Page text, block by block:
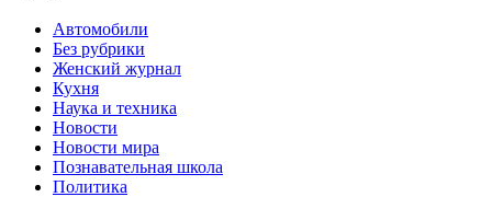
Автомобили
Без рубрики
Женский журнал
Кухня
Наука и техника
Новости
Новости мира
Познавательная школа
Политика